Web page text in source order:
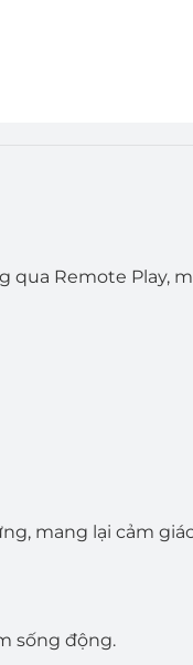
Remote Play,
mang lại cảm
sống động.